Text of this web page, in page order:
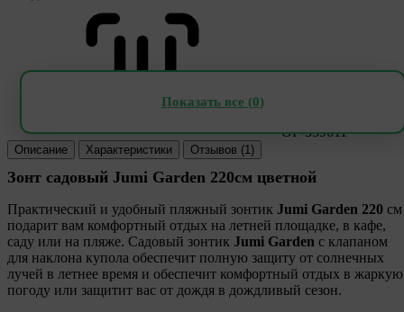
Показать все (0)
OP-359611
Описание Характеристики Отзывов (1)
Зонт садовый Jumi Garden 220см цветной
Практический и удобный пляжный зонтик Jumi Garden 220 см
подарит вам комфортный отдых на летней площадке, в кафе,
саду или на пляже. Садовый зонтик Jumi Garden с клапаном
для наклона купола обеспечит полную защиту от солнечных
лучей в летнее время и обеспечит комфортный отдых в жаркую
погоду или защитит вас от дождя в дождливый сезон.